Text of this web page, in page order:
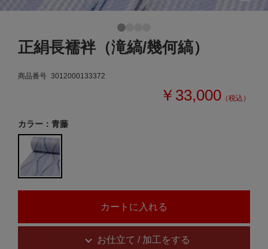
正絹長襦袢（滝縞/幾何縞）
商品番号 3012000133372
￥33,000 （税込）
カラー：青藤
お仕立て / 加工をする